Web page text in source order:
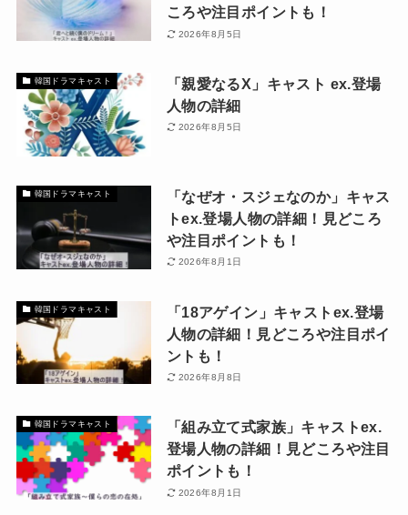
ころや注目ポイントも！
2026年8月5日
韓国ドラマキャスト
「親愛なるX」キャスト ex.登場
人物の詳細
2026年8月5日
韓国ドラマキャスト
「なぜオ・スジェなのか」キャス
トex.登場人物の詳細！見どころ
や注目ポイントも！
2026年8月1日
韓国ドラマキャスト
「18アゲイン」キャストex.登場
人物の詳細！見どころや注目ポイ
ントも！
2026年8月8日
韓国ドラマキャスト
「組み立て式家族」キャストex.
登場人物の詳細！見どころや注目
ポイントも！
2026年8月1日